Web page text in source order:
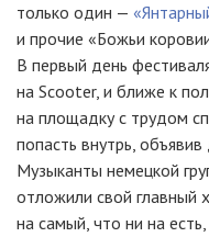
только один —
и прочие «Божьи
В первый день
на Scooter, и ближе к
на площадку с трудом
попасть внутрь,
Музыканты немецкой
отложили свой главный
на самый, что ни на